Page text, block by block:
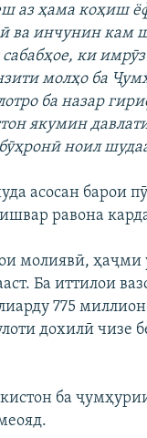
аз ҳама коҳиш
ва инчунин кам
ки имрӯз
молҳо ба
ба назар
якумин
ноил
асосан барои
равона
молиявӣ,
Ба иттилои
775
дохилӣ чизе
ба